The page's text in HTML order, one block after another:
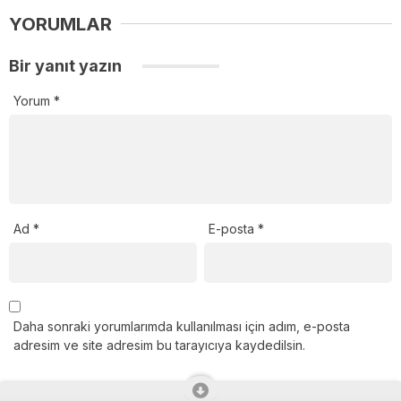
YORUMLAR
Bir yanıt yazın
Yorum *
Ad * E-posta*
Daha sonraki yorumlarımda kullanılması için adım, e-posta
adresim ve site adresim bu tarayıcıya kaydedilsin.